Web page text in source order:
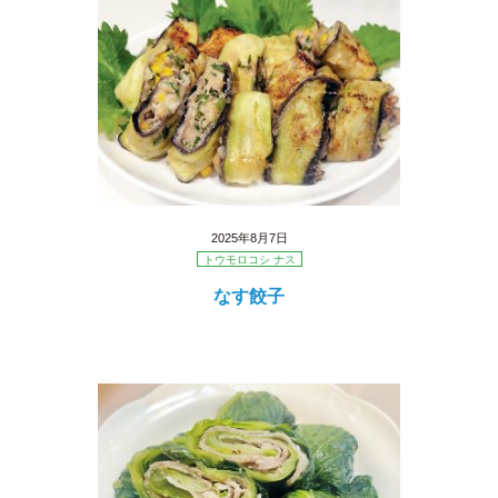
2025年8月7日
トウモロコシ ナス
なす餃子